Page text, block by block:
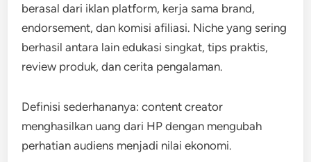
berasal dari iklan platform, kerja sama brand,
endorsement, dan komisi afiliasi. Niche yang sering
berhasil antara lain edukasi singkat, tips praktis,
review produk, dan cerita pengalaman.
Definisi sederhananya: content creator
menghasilkan uang dari HP dengan mengubah
perhatian audiens menjadi nilai ekonomi.